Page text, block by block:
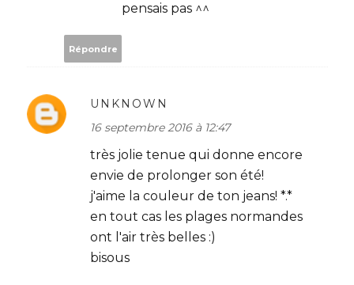
pensais pas ^^
Répondre
UNKNOWN
16 septembre 2016 à 12:47
très jolie tenue qui donne encore
envie de prolonger son été!
j'aime la couleur de ton jeans! *.*
en tout cas les plages normandes
ont l'air très belles :)
bisous